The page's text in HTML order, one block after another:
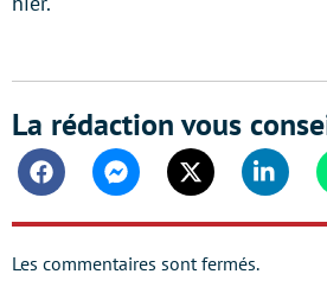
La rédaction vous
FacebookMessengerTwitter
Les commentaires sont fermés.